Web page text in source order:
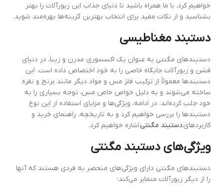
خواهیم کرد. با ما همراه باشید تا دنیای جذاب این زیورآلات را بهتر
بشناسید و از نکات مفید برای انتخاب بهترین گزینه‌ها بهره‌مند شوید.
دستبند مغناطیسی
دستبندهای مگنتی به عنوان یک اکسسوری مدرن و زیبا، در دنیای
فشن و زیورآلات جایگاه خاصی را به خود اختصاص داده است. این
دستبندها معمولاً از ترکیب فلز مس و مواد دیگر مانند برنج و نقره
ساخته می‌شوند و به دلیل خواص خاص مس، توجه بسیاری را به
خود جلب کرده‌اند. در ادامه، ویژگی‌ها و مزایای استفاده از این نوع
دستبندها را بررسی خواهیم کرد و به تاریخچه، راهنمای خرید و
کاربردهایدستبند مگنتیاشاره خواهیم کرد.
ویژگی‌های دستبند مگنتی
دستبندهای مگنتی دارای ویژگی‌های منحصر به فردی هستند که آنها
را از دیگر زیورآلات متمایز می‌کند: